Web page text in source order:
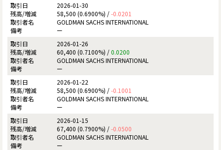
2026-01-30
58,500 (0.6900%) /-0.0201
GOLDMAN SACHS INTERNATIONAL
ー
2026-01-26
60,400 (0.7100%) /0.0200
GOLDMAN SACHS INTERNATIONAL
ー
2026-01-22
58,500 (0.6900%) /-0.1001
GOLDMAN SACHS INTERNATIONAL
ー
2026-01-15
67,400 (0.7900%) /-0.0500
GOLDMAN SACHS INTERNATIONAL
ー